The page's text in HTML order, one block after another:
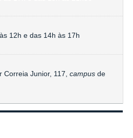
12h e das 14h às 17h
Correia Junior, 117,campusde